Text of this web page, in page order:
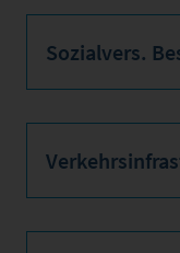
Sozialvers.